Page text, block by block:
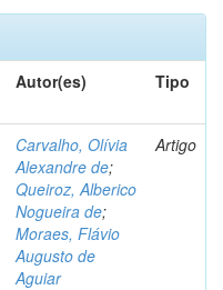
Autor(es) Tipo
Carvalho, Olívia
Alexandre de;
Queiroz, Alberico
Nogueira de;
Moraes, Flávio
Augusto de
Aguiar
Artigo